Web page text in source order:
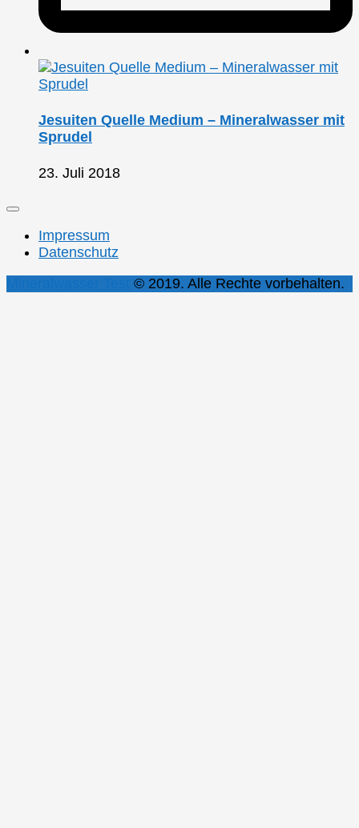
Jesuiten Quelle Medium – Mineralwasser mit
Sprudel
23. Juli 2018
Impressum
Datenschutz
© 2019. Alle Rechte vorbehalten.